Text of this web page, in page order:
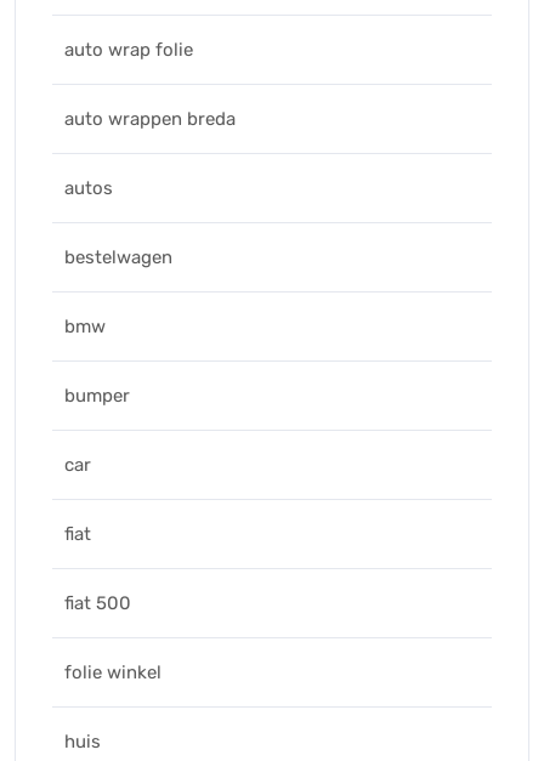
auto wrap folie
auto wrappen breda
autos
bestelwagen
bmw
bumper
car
fiat
fiat 500
folie winkel
huis